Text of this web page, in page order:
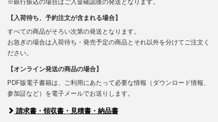
※銀行振込の場合はご入金確認後の発送となります。
【入荷待ち、予約注文が含まれる場合】
すべての商品がそろい次第の発送となります。
お急ぎの場合は入荷待ち・発売予定の商品とそれ以外を分けてご注文く
ださい。
【オンライン発送の商品の場合】
PDF版電子書籍は、ご利用にあたって必要な情報（ダウンロード情報、
参加証など）を電子メールでお送りします。
請求書・領収書・見積書・納品書